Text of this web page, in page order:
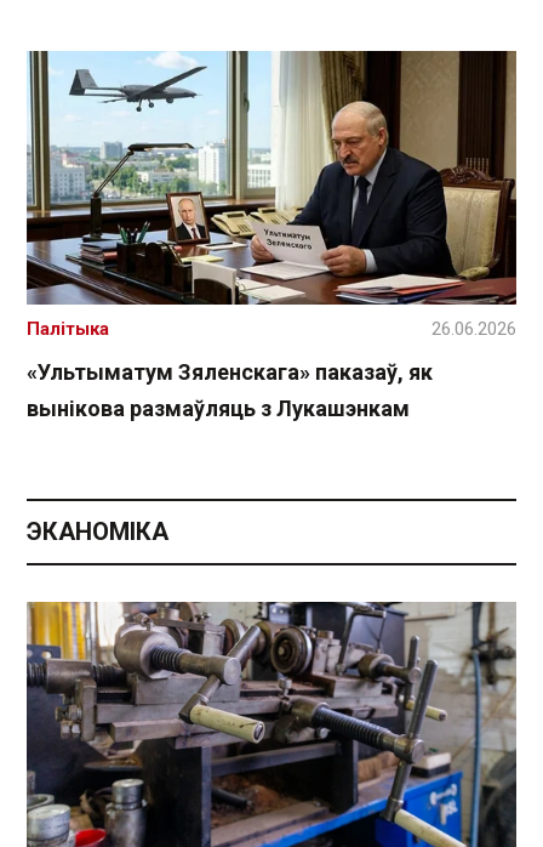
«Ультыматум Зяленскага» паказаў, як
вынікова размаўляць з Лукашэнкам
Палітыка 26.06.2026
ЭКАНОМІКА